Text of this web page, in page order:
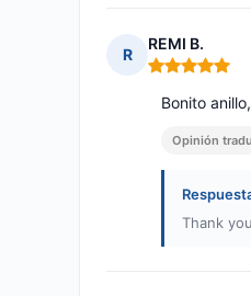
R
REMI B.
Nota: 5 de 5
Bonito
Opinión
Thank